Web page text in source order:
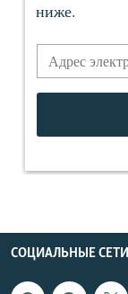
СОЦИАЛЬНЫЕ СЕТИ